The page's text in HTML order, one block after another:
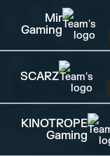
Mir
Gaming
SCARZ
KINOTROPE
Gaming